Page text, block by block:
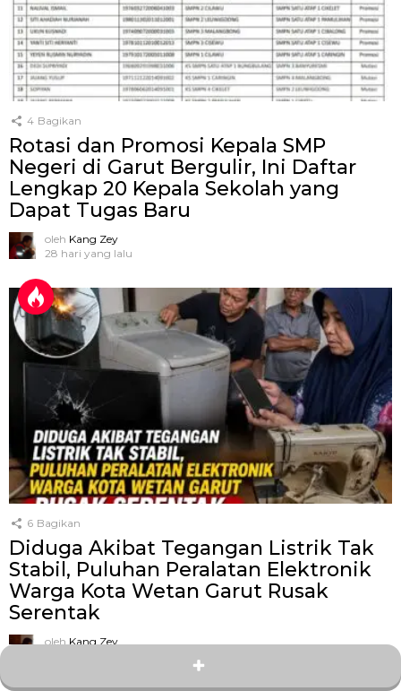
4 Bagikan
Rotasi dan Promosi Kepala SMP
Negeri di Garut Bergulir, Ini Daftar
Lengkap 20 Kepala Sekolah yang
Dapat Tugas Baru
oleh Kang Zey
28 hari yang lalu
6 Bagikan
Diduga Akibat Tegangan Listrik Tak
Stabil, Puluhan Peralatan Elektronik
Warga Kota Wetan Garut Rusak
Serentak
oleh Kang Zey